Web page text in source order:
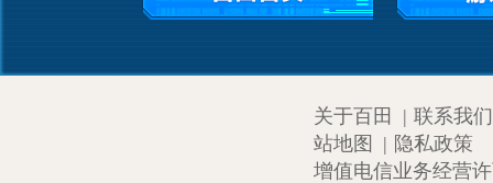
关于百田 | 联系我们
站地图
| 隐私政策
增值电信业务经营